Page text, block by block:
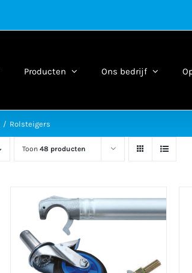
Producten Ons bedrijf
Rolsteigers
Toon48 producten